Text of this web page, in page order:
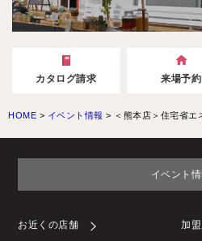
カタログ請求 来場予約
HOME > イベント情報 > ＜熊本店＞住宅省
イベント
お近くの店舗 加